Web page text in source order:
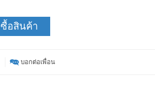
ซื้อสินค้า
บอกต่อเพื่อน